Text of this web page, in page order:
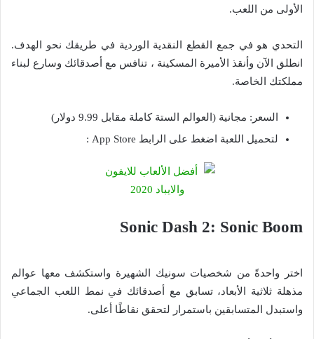
الأولى من اللعب.
التحدي هو في جمع القطع النقدية الوردية في طريقك نحو الهدف.
انطلق الآن وأنقذ الأميرة المسكينة ، تنافس مع أصدقائك وسارع لبناء
مملكتك الخاصة.
السعر: مجانية (العوالم الستة كاملة مقابل 9.99 دولار)
لتحميل اللعبة اضغط على الرابط App Store :
Sonic Dash 2: Sonic Boom
اختر واحدةً من شخصيات سونيك الشهيرة واستكشف معها عوالم
مذهلة ثلاثية الأبعاد، تسابق مع أصدقائك في نمط اللعب الجماعي
واستبدل المتسابقين باستمرار لتحقق نقاطًا أعلى.